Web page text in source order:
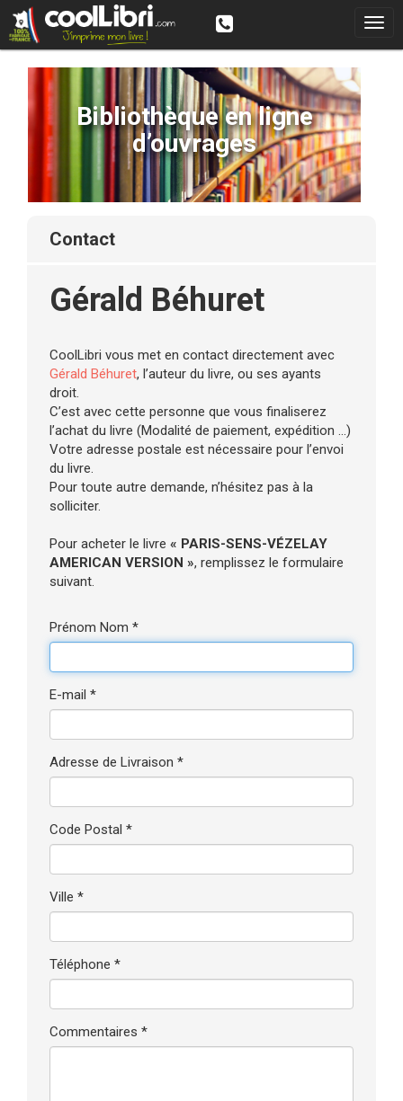
Bibliothèque en ligne
d’ouvrages
contact
Gérald Béhuret
CoolLibri vous met en contact directement avec
Gérald Béhuret, l’auteur du livre, ou ses ayants
droit.
C’est avec cette personne que vous finaliserez
l’achat du livre (Modalité de paiement, expédition ...)
Votre adresse postale est nécessaire pour l’envoi
du livre.
Pour toute autre demande, n’hésitez pas à la
solliciter.
Pour acheter le livre « PARIS-SENS-VÉZELAY
AMERICAN VERSION », remplissez le formulaire
suivant.
Prénom Nom *
E-mail *
Adresse de Livraison *
Code Postal *
Ville *
Téléphone *
Commentaires *